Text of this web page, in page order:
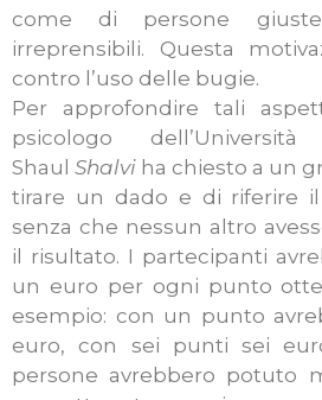
come di persone
irreprensibili. Questa
contro l’uso delle bugie.
Per approfondire tali
psicologo
Shaul Shalvi ha chiesto a un
tirare un dado e di riferire
senza che nessun altro
il risultato. I partecipanti
un euro per ogni punto
esempio: con un punto
euro, con sei punti sei
persone avrebbero potuto